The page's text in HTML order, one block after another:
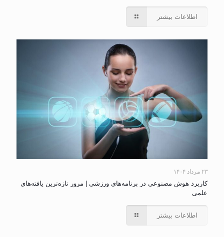
اطلاعات بیشتر
۲۳ مرداد ۱۴۰۴
کاربرد هوش مصنوعی در برنامه‌های ورزشی | مرور تازه‌ترین یافته‌های
علمی
اطلاعات بیشتر